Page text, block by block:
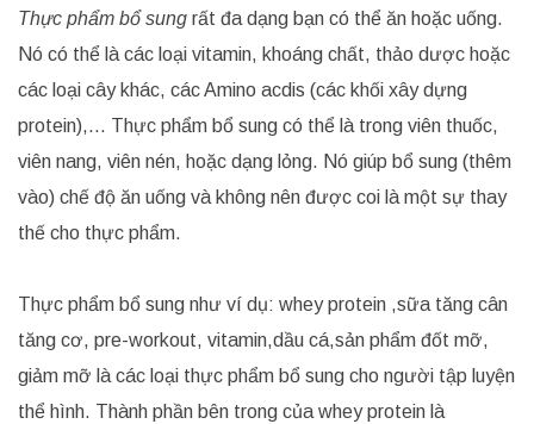
Thực phẩm bổ sung rất đa dạng bạn có thể ăn hoặc uống.
Nó có thể là các loại vitamin, khoáng chất, thảo dược hoặc
các loại cây khác, các Amino acdis (các khối xây dựng
protein),… Thực phẩm bổ sung có thể là trong viên thuốc,
viên nang, viên nén, hoặc dạng lỏng. Nó giúp bổ sung (thêm
vào) chế độ ăn uống và không nên được coi là một sự thay
thế cho thực phẩm.
Thực phẩm bổ sung như ví dụ: whey protein ,sữa tăng cân
tăng cơ, pre-workout, vitamin,dầu cá,sản phẩm đốt mỡ,
giảm mỡ là các loại thực phẩm bổ sung cho người tập luyện
thể hình. Thành phần bên trong của whey protein là